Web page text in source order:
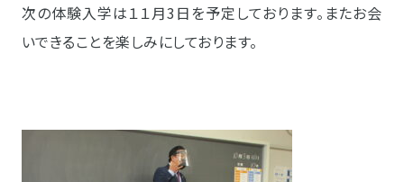
次の体験入学は１１月3日を予定しております。またお会
いできることを楽しみにしております。